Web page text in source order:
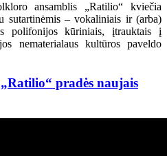
ansamblis „Ratilio“ kviečia
sutartinėmis – vokaliniais ir (arba)
polifonijos kūriniais, įtrauktais į
nematerialaus kultūros paveldo
pradės naujais